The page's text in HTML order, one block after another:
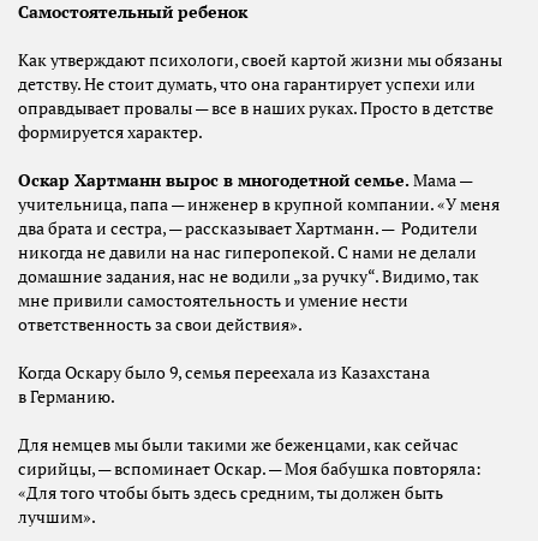
Самостоятельный ребенок
Как утверждают психологи, своей картой жизни мы обязаны
детству. Не стоит думать, что она гарантирует успехи или
оправдывает провалы — все в наших руках. Просто в детстве
формируется характер.
Оскар Хартманн вырос в многодетной семье.Мама —
учительница, папа — инженер в крупной компании. «У меня
два брата и сестра, — рассказывает Хартманн. — Родители
никогда не давили на нас гиперопекой. С нами не делали
домашние задания, нас не водили „за ручку“. Видимо, так
мне привили самостоятельность и умение нести
ответственность за свои действия».
Когда Оскару было 9, семья переехала из Казахстана
в Германию.
Для немцев мы были такими же беженцами, как сейчас
сирийцы, — вспоминает Оскар. — Моя бабушка повторяла:
«Для того чтобы быть здесь средним, ты должен быть
лучшим».